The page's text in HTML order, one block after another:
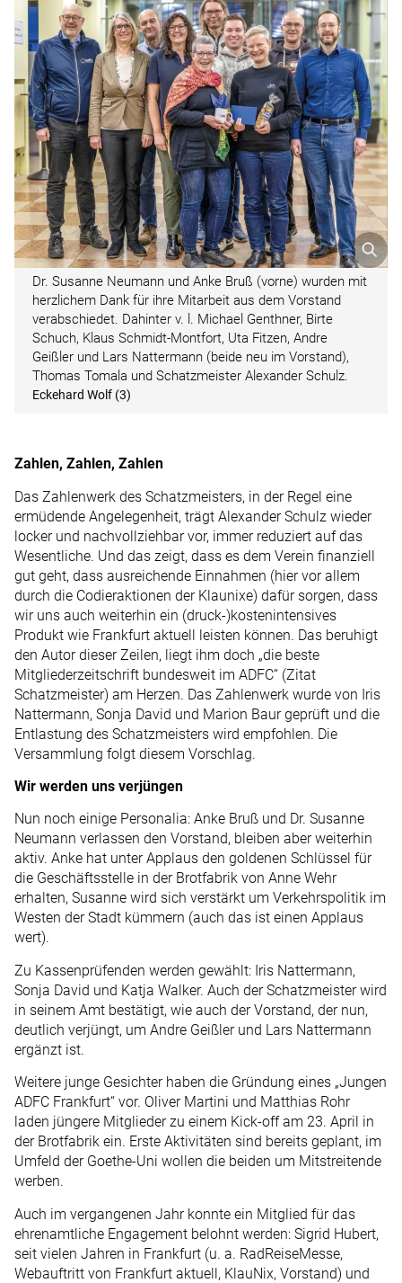
Dr. Susanne Neumann und Anke Bruß (vorne) wurden mit
herzlichem Dank für ihre Mitarbeit aus dem Vorstand
verabschiedet. Dahinter v. l. Michael Genthner, Birte
Schuch, Klaus Schmidt-Montfort, Uta Fitzen, Andre
Geißler und Lars Nattermann (beide neu im Vorstand),
Thomas Tomala und Schatzmeister Alexander Schulz.
Eckehard Wolf (3)
Zahlen, Zahlen, Zahlen
Das Zahlenwerk des Schatzmeisters, in der Regel eine
ermüdende Angelegenheit, trägt Alexander Schulz wieder
locker und nachvollziehbar vor, immer reduziert auf das
Wesentliche. Und das zeigt, dass es dem Verein finanziell
gut geht, dass ausreichende Einnahmen (hier vor allem
durch die Codieraktionen der Klaunixe) dafür sorgen, dass
wir uns auch weiterhin ein (druck-)kostenintensives
Produkt wie Frankfurt aktuell leisten können. Das beruhigt
den Autor dieser Zeilen, liegt ihm doch „die beste
Mitgliederzeitschrift bundesweit im ADFC“ (Zitat
Schatzmeister) am Herzen. Das Zahlenwerk wurde von Iris
Nattermann, Sonja David und Marion Baur geprüft und die
Entlastung des Schatzmeisters wird empfohlen. Die
Versammlung folgt diesem Vorschlag.
Wir werden uns verjüngen
Nun noch einige Personalia: Anke Bruß und Dr. Susanne
Neumann verlassen den Vorstand, bleiben aber weiterhin
aktiv. Anke hat unter Applaus den goldenen Schlüssel für
die Geschäftsstelle in der Brotfabrik von Anne Wehr
erhalten, Susanne wird sich verstärkt um Verkehrspolitik im
Westen der Stadt kümmern (auch das ist einen Applaus
wert).
Zu Kassenprüfenden werden gewählt: Iris Nattermann,
Sonja David und Katja Walker. Auch der Schatzmeister wird
in seinem Amt bestätigt, wie auch der Vorstand, der nun,
deutlich verjüngt, um Andre Geißler und Lars Nattermann
ergänzt ist.
Weitere junge Gesichter haben die Gründung eines „Jungen
ADFC Frankfurt“ vor. Oliver Martini und Matthias Rohr
laden jüngere Mitglieder zu einem Kick-off am 23. April in
der Brotfabrik ein. Erste Aktivitäten sind bereits geplant, im
Umfeld der Goethe-Uni wollen die beiden um Mitstreitende
werben.
Auch im vergangenen Jahr konnte ein Mitglied für das
ehrenamtliche Engagement belohnt werden: Sigrid Hubert,
seit vielen Jahren in Frankfurt (u. a. RadReiseMesse,
Webauftritt von Frankfurt aktuell, KlauNix, Vorstand) und